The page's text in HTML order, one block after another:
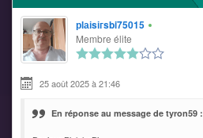
рlаіsігsbi75015
Membre élite
25 août 2025 à 21:46
En réponse au message de tyron59 :